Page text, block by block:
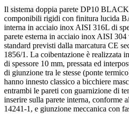
Il sistema doppia parete DP10
componibili rigidi con finitura lucida
interna in acciaio inox AISI 316L di
parete esterna in acciaio inox AISI
standard previsti dalla marcatura CE
1856/1. La coibentazione è realizzata
di spessore 10 mm, pressata ed
di giunzione tra le stesse (ponte
hanno innesto classico a bicchiere
entrambi le pareti con guarnizione di
inserire sulla parete interna, conforme
14241-1, e giunzione meccanica con